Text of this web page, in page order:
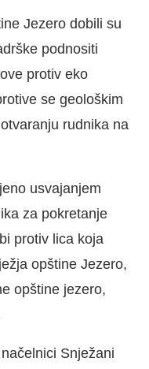
Jezero dobili su
podnositi
protiv eko
se geološkim
rudnika na
usvajanjem
za pokretanje
protiv lica koja
opštine Jezero,
opštine jezero,
Snježani